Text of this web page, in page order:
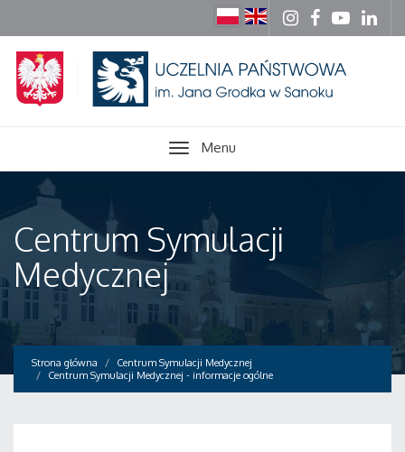
Menu
Centrum Symulacji
Medycznej
Strona główna
Centrum Symulacji Medycznej
Centrum Symulacji Medycznej - informacje ogólne